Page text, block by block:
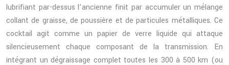
lubrifiant par-dessus l’ancienne finit par accumuler un mélange
collant de graisse, de poussière et de particules métalliques. Ce
cocktail agit comme un papier de verre liquide qui attaque
silencieusement chaque composant de la transmission. En
intégrant un dégraissage complet toutes les 300 à 500 km (ou